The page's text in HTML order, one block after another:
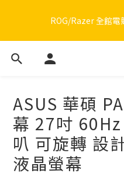
🔥品牌加碼滿額折🔥Razer周
ROG/Razer 全館電
🔥品牌限定滿額折🔥ROG周邊
ASUS 華碩
幕 27吋
叭 可旋轉 設
液晶螢幕